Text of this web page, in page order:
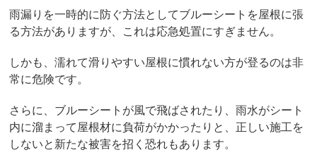
雨漏りを一時的に防ぐ方法としてブルーシートを屋根に張
る方法がありますが、これは応急処置にすぎません。
しかも、濡れて滑りやすい屋根に慣れない方が登るのは非
常に危険です。
さらに、ブルーシートが風で飛ばされたり、雨水がシート
内に溜まって屋根材に負荷がかかったりと、正しい施工を
しないと新たな被害を招く恐れもあります。